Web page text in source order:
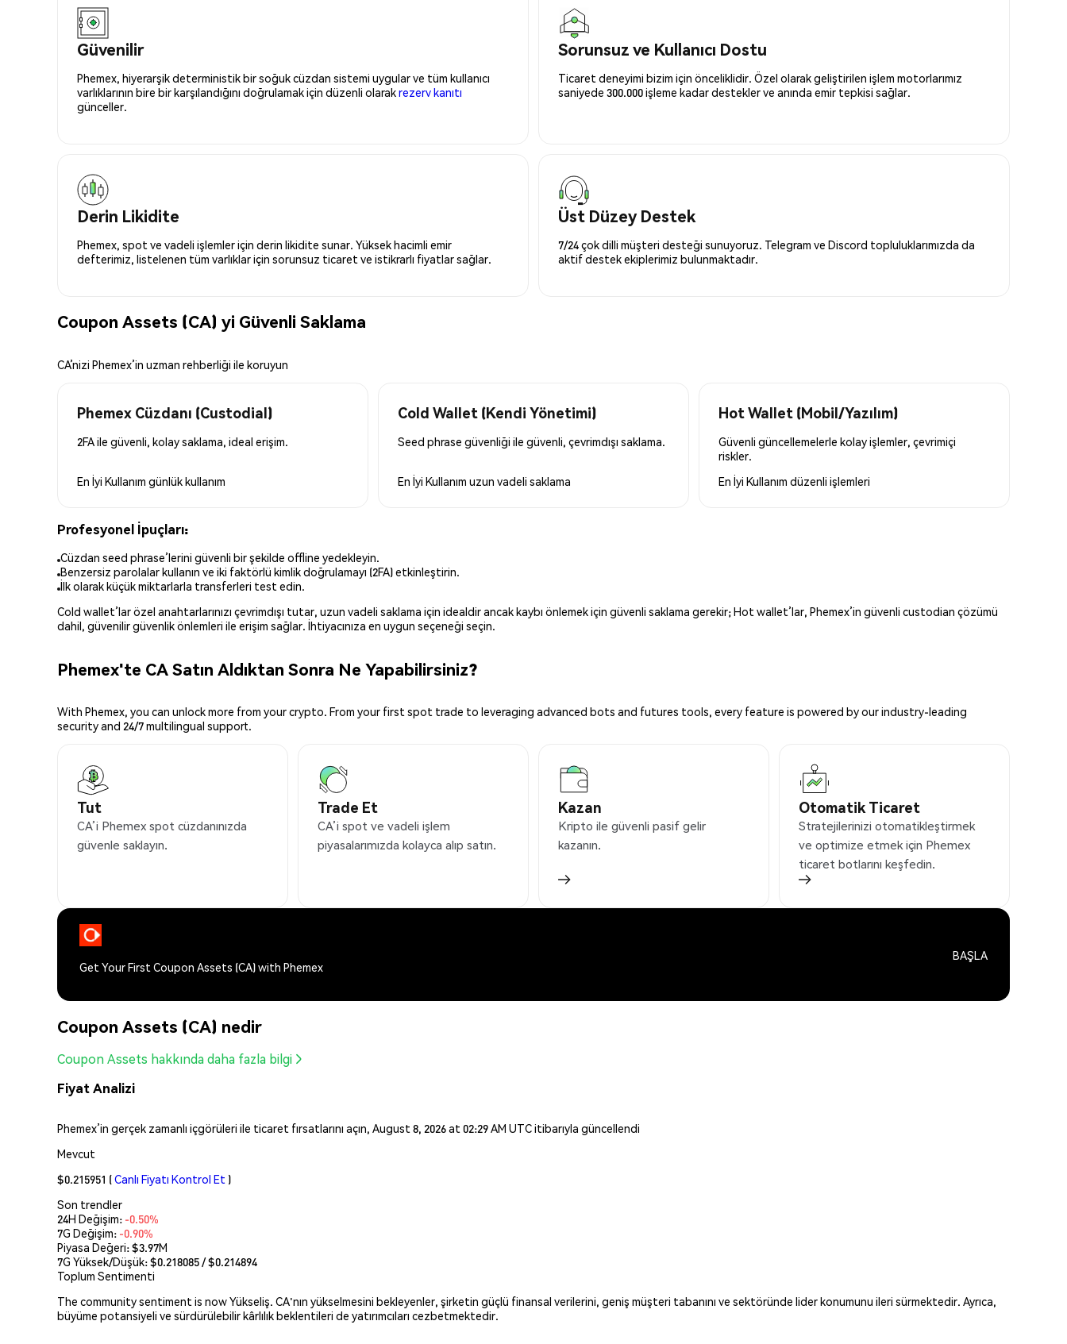
Güvenilir
Phemex, hiyerarşik deterministik bir soğuk cüzdan sistemi uygular ve tüm kullanıcı
varlıklarının bire bir karşılandığını doğrulamak için düzenli olarakrezerv kanıtı
günceller.
Sorunsuz ve Kullanıcı Dostu
Ticaret deneyimi bizim için önceliklidir. Özel olarak geliştirilen işlem motorlarımız
saniyede 300.000 işleme kadar destekler ve anında emir tepkisi sağlar.
Derin Likidite
Phemex, spot ve vadeli işlemler için derin likidite sunar. Yüksek hacimli emir
defterimiz, listelenen tüm varlıklar için sorunsuz ticaret ve istikrarlı fiyatlar sağlar.
Üst Düzey Destek
7/24 çok dilli müşteri desteği sunuyoruz. Telegram ve Discord topluluklarımızda da
aktif destek ekiplerimiz bulunmaktadır.
Coupon Assets (CA) yi Güvenli Saklama
CA’nizi Phemex’in uzman rehberliği ile koruyun
Phemex Cüzdanı (Custodial)
2FA ile güvenli, kolay saklama, ideal erişim.
En İyi Kullanım günlük kullanım
Cold Wallet (Kendi Yönetimi)
Seed phrase güvenliği ile güvenli, çevrimdışı saklama.
En İyi Kullanım uzun vadeli saklama
Hot Wallet (Mobil/Yazılım)
Güvenli güncellemelerle kolay işlemler, çevrimiçi
riskler.
En İyi Kullanım düzenli işlemleri
Profesyonel İpuçları:
Cüzdan seed phrase’lerini güvenli bir şekilde offline yedekleyin.
Benzersiz parolalar kullanın ve iki faktörlü kimlik doğrulamayı (2FA) etkinleştirin.
İlk olarak küçük miktarlarla transferleri test edin.
Cold wallet’lar özel anahtarlarınızı çevrimdışı tutar, uzun vadeli saklama için idealdir ancak kaybı önlemek için güvenli saklama gerekir; Hot wallet’lar, Phemex’in güvenli custodian çözümü
dahil, güvenilir güvenlik önlemleri ile erişim sağlar. İhtiyacınıza en uygun seçeneği seçin.
Phemex'te CA Satın Aldıktan Sonra Ne Yapabilirsiniz?
With Phemex, you can unlock more from your crypto. From your first spot trade to leveraging advanced bots and futures tools, every feature is powered by our industry-leading
security and 24/7 multilingual support.
Tut
CA’i Phemex spot cüzdanınızda
güvenle saklayın.
Trade Et
CA’i spot ve vadeli işlem
piyasalarımızda kolayca alıp satın.
Kazan
Kripto ile güvenli pasif gelir
kazanın.
Otomatik Ticaret
Stratejilerinizi otomatikleştirmek
ve optimize etmek için Phemex
ticaret botlarını keşfedin.
Get Your First Coupon Assets (CA) with Phemex
BAŞLA
Coupon Assets (CA) nedir
Coupon Assets hakkında daha fazla bilgi
Fiyat Analizi
Phemex’in gerçek zamanlı içgörüleri ile ticaret fırsatlarını açın, August 8, 2026 at 02:29 AM UTC itibarıyla güncellendi
Mevcut
$0.215951 (Canlı Fiyatı Kontrol Et )
Son trendler
24H Değişim: -0.50%
7G Değişim: -0.90%
Piyasa Değeri:$3.97M
7G Yüksek/Düşük: $0.218085/ $0.214894
Toplum Sentimenti
The community sentiment is now Yükseliş. CA'nın yükselmesini bekleyenler, şirketin güçlü finansal verilerini, geniş müşteri tabanını ve sektöründe lider konumunu ileri sürmektedir. Ayrıca,
büyüme potansiyeli ve sürdürülebilir kârlılık beklentileri de yatırımcıları cezbetmektedir.